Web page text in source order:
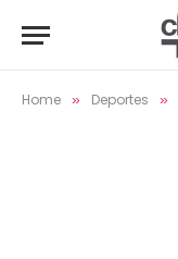
Home » Deportes »